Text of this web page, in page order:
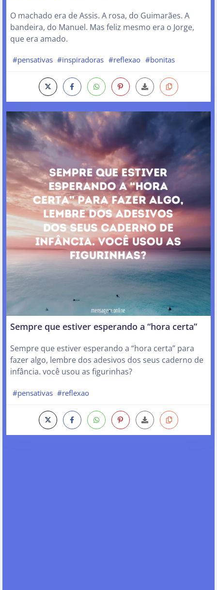
O machado era de Assis. A rosa, do Guimarães. A
bandeira, do Manuel. Mas feliz mesmo era o Jorge,
que era amado.
#pensativas #inspiradoras #reflexao #bonitas
Sempre que estiver esperando a “hora certa”
Sempre que estiver esperando a “hora certa” para
fazer algo, lembre dos adesivos dos seus caderno de
infância. você usou as figurinhas?
#pensativas #reflexao